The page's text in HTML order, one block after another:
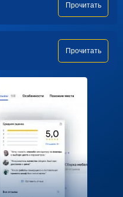
Прочитать
Прочитать